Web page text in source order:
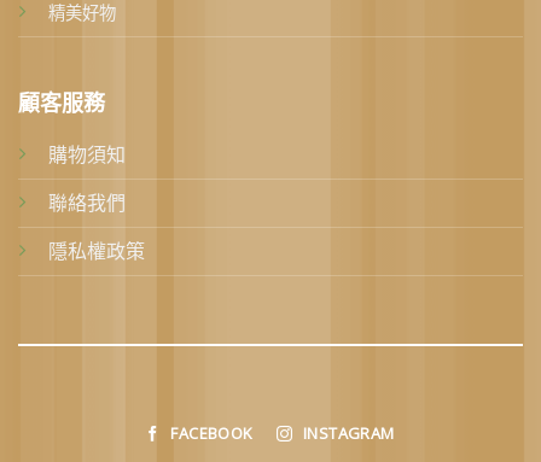
精美好物
顧客服務
購物須知
聯絡我們
隱私權政策
FACEBOOK INSTAGRAM